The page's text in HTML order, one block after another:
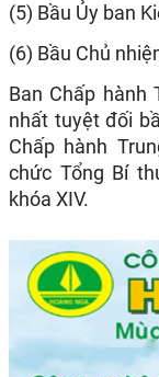
(5) Bầu Ủy ban
(6) Bầu Chủ
Ban Chấp hành
nhất tuyệt đối
Chấp hành
chức Tổng Bí
khóa XIV.